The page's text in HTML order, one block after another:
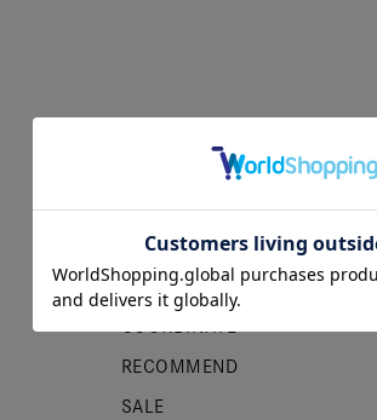
カテゴリー
NEW ITEMS
PRE ORDER
RECOMMEND
SALE